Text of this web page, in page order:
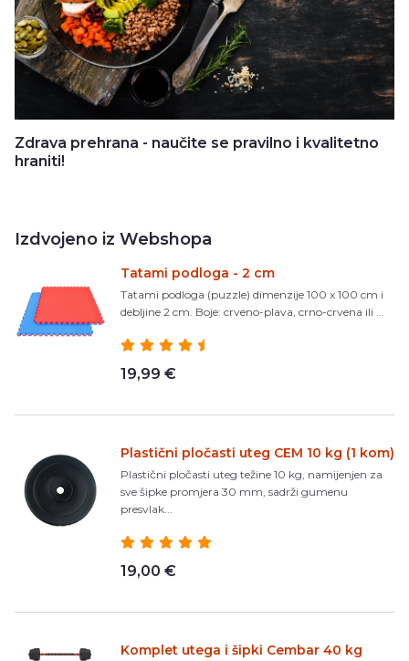
Zdrava prehrana - naučite se pravilno i kvalitetno
hraniti!
Izdvojeno iz Webshopa
Tatami podloga - 2 cm
Tatami podloga (puzzle) dimenzije 100 x 100 cm i
debljine 2 cm. Boje: crveno-plava, crno-crvena ili ...
19,99 €
Plastični pločasti uteg CEM 10 kg (1 kom)
Plastični pločasti uteg težine 10 kg, namijenjen za
sve šipke promjera 30 mm, sadrži gumenu
presvlak...
19,00 €
Komplet utega i šipki Cembar 40 kg